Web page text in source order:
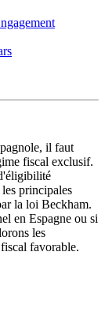
il faut
fiscal exclusif.
les principales
la loi Beckham.
en Espagne ou si
les
favorable.